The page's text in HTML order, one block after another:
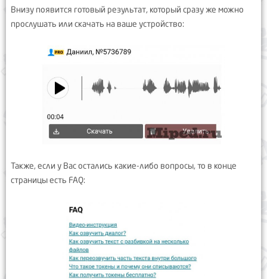
Внизу появится готовый результат, который сразу же можно
прослушать или скачать на ваше устройство:
Также, если у Вас остались какие-либо вопросы, то в конце
страницы есть FAQ: